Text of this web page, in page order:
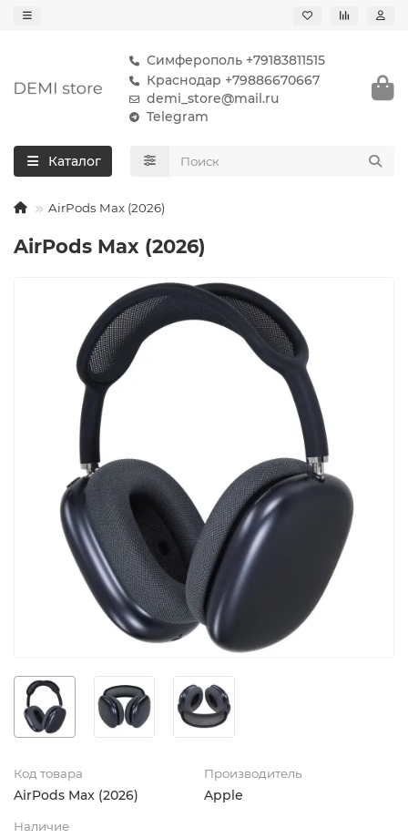
Симферополь +79183811515
Краснодар +79886670667
demi_store@mail.ru
Telegram
Каталог
AirPods Max (2026)
AirPods Max (2026)
Код товара
AirPods Max (2026)
Производитель
Apple
Наличие